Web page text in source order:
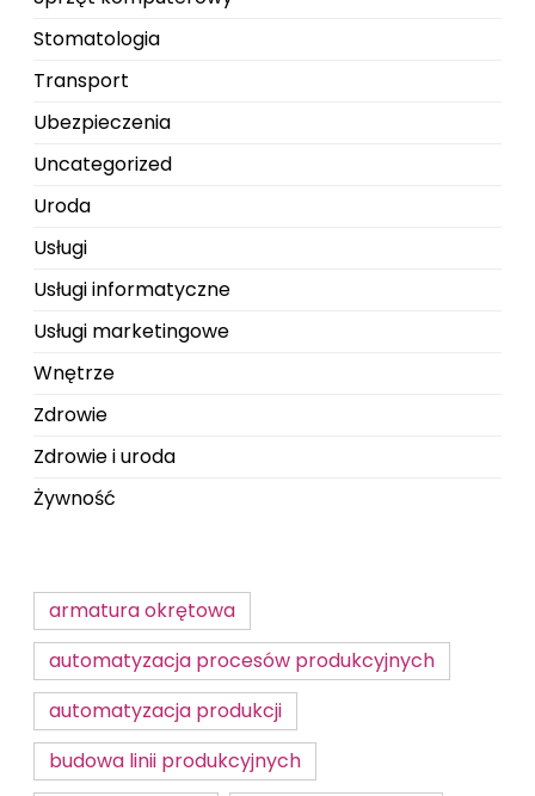
Stomatologia
Transport
Ubezpieczenia
Uncategorized
Uroda
Usługi
Usługi informatyczne
Usługi marketingowe
Wnętrze
Zdrowie
Zdrowie i uroda
Żywność
armatura okrętowa
automatyzacja procesów produkcyjnych
automatyzacja produkcji
budowa linii produkcyjnych